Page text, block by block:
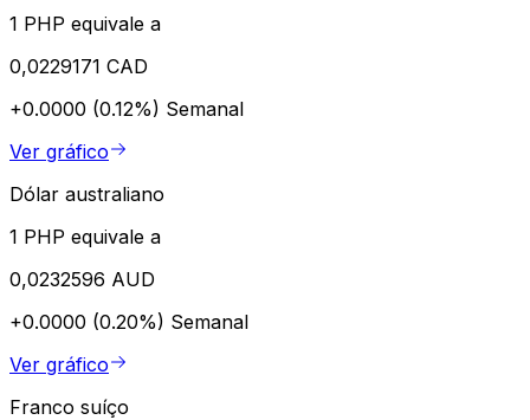
1 PHP equivale a
0,0229171 CAD
+0.0000 (0.12%) Semanal
Ver gráfico
Dólar australiano
1 PHP equivale a
0,0232596 AUD
+0.0000 (0.20%) Semanal
Ver gráfico
Franco suíço